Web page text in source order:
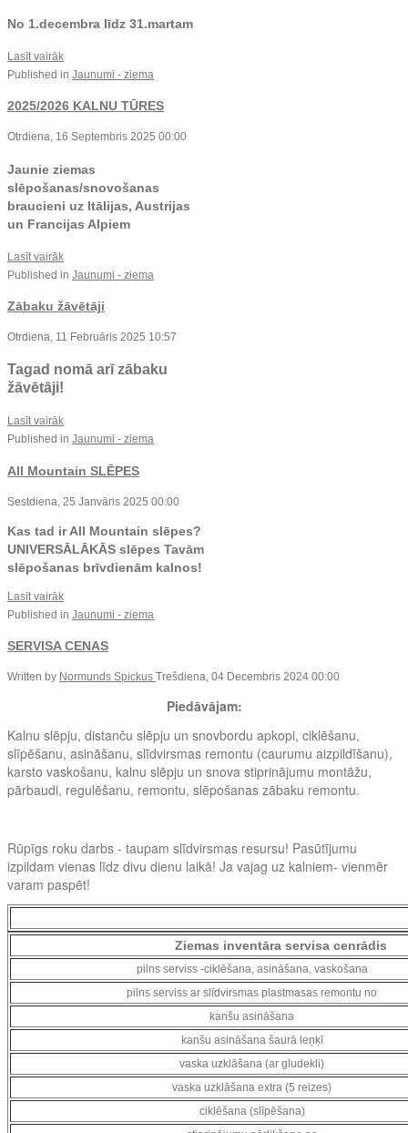
No 1.decembra līdz 31.martam
Lasīt vairāk
Published in Jaunumi - ziema
2025/2026 KALNU TŪRES
Otrdiena, 16 Septembris 2025 00:00
Jaunie ziemas
slēpošanas/snovošanas
braucieni uz Itālijas, Austrijas
un Francijas Alpiem
Lasīt vairāk
Published in Jaunumi - ziema
Zābaku žāvētāji
Otrdiena, 11 Februāris 2025 10:57
Tagad nomā arī zābaku
žāvētāji!
Lasīt vairāk
Published in Jaunumi - ziema
All Mountain SLĒPES
Sestdiena, 25 Janvāris 2025 00:00
Kas tad ir All Mountain slēpes?
UNIVERSĀLĀKĀS slēpes Tavām
slēpošanas brīvdienām kalnos!
Lasīt vairāk
Published in Jaunumi - ziema
SERVISA CENAS
Written by Normunds Spickus Trešdiena, 04 Decembris 2024 00:00
Piedāvājam:
Kalnu slēpju, distanču slēpju un snovbordu apkopi, ciklēšanu,
slīpēšanu, asināšanu, slīdvirsmas remontu (caurumu aizpildīšanu),
karsto vaskošanu, kalnu slēpju un snova stiprinājumu montāžu,
pārbaudi, regulēšanu, remontu, slēpošanas zābaku remontu.
Rūpīgs roku darbs - taupam slīdvirsmas resursu! Pasūtījumu
izpildam vienas līdz divu dienu laikā! Ja vajag uz kalniem- vienmēr
varam paspēt!
Ziemas inventāra servisa cenrādis
pilns serviss -ciklēšana, asināšana, vaskošana
pilns serviss ar slīdvirsmas plastmasas remontu no
kanšu asināšana
kanšu asināšana šaurā leņķī
vaska uzklāšana (ar gludekli)
vaska uzklāšana extra (5 reizes)
ciklēšana (slīpēšana)